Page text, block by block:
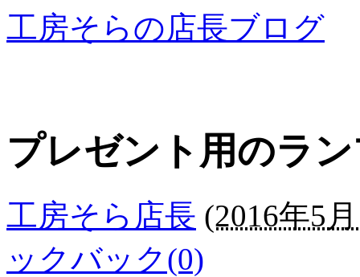
工房そらの店長ブログ
プレゼント用のラ
工房そら店長 (2016年5
ックバック(0)